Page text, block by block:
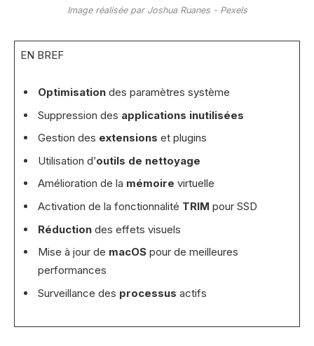
Image réalisée par Joshua Ruanes - Pexels
EN BREF
Optimisationdes paramètres système
Suppression des applications inutilisées
Gestion des extensions et plugins
Utilisation d’outils de nettoyage
Amélioration de la mémoire virtuelle
Activation de la fonctionnalité TRIM pour SSD
Réductiondes effets visuels
Mise à jour de macOSpour de meilleures
performances
Surveillance des processus actifs